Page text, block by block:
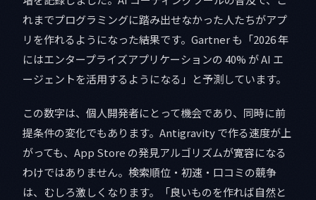
れまでプログラミングに踏み出せなかった人たちがアプ
リを作れるようになった結果です。Gartner も「2026 年
にはエンタープライズアプリケーションの 40% が AI エ
ージェントを活用するようになる」と予測しています。
この数字は、個人開発者にとって機会であり、同時に前
提条件の変化でもあります。Antigravity で作る速度が上
がっても、App Store の発見アルゴリズムが寛容になる
わけではありません。検索順位・初速・口コミの競争
は、むしろ激しくなります。「良いものを作れば自然と